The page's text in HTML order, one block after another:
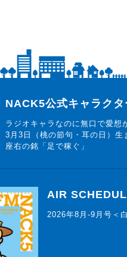
らじっと君
NACK5公式キャラクタ
ラジオキャラなのに無口で愛想
3月3日（桃の節句・耳の日）生
座右の銘「足で稼ぐ」
AIR
2026年8月-9月号＜